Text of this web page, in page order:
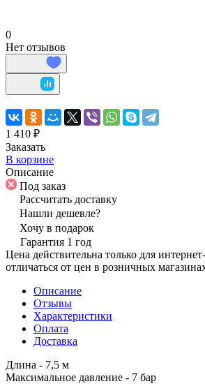
0
Нет отзывов
1 410 ₽
Заказать
В корзине
Описание
Под заказ
Рассчитать доставку
Нашли дешевле?
Хочу в подарок
Гарантия 1 год
Цена действительна только для
отличаться от цен в розничных
Описание
Отзывы
Характеристики
Оплата
Доставка
Длина - 7,5 м
Максимальное давление - 7 бар